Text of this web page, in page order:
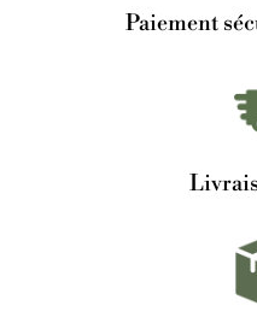
Paiement